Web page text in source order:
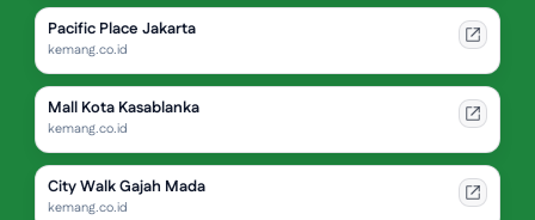
Pacific Place Jakarta
kemang.co.id
Mall Kota Kasablanka
kemang.co.id
City Walk Gajah Mada
kemang.co.id